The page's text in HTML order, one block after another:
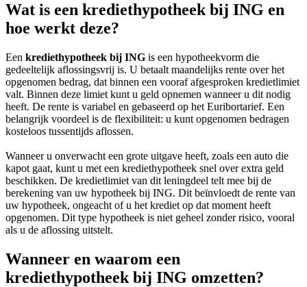
Wat is een krediethypotheek bij ING en
hoe werkt deze?
Een krediethypotheek bij ING is een hypotheekvorm die
gedeeltelijk aflossingsvrij is. U betaalt maandelijks rente over het
opgenomen bedrag, dat binnen een vooraf afgesproken kredietlimiet
valt. Binnen deze limiet kunt u geld opnemen wanneer u dit nodig
heeft. De rente is variabel en gebaseerd op het Euribortarief. Een
belangrijk voordeel is de flexibiliteit: u kunt opgenomen bedragen
kosteloos tussentijds aflossen.
Wanneer u onverwacht een grote uitgave heeft, zoals een auto die
kapot gaat, kunt u met een krediethypotheek snel over extra geld
beschikken. De kredietlimiet van dit leningdeel telt mee bij de
berekening van uw hypotheek bij ING. Dit beïnvloedt de rente van
uw hypotheek, ongeacht of u het krediet op dat moment heeft
opgenomen. Dit type hypotheek is niet geheel zonder risico, vooral
als u de aflossing uitstelt.
Wanneer en waarom een
krediethypotheek bij ING omzetten?